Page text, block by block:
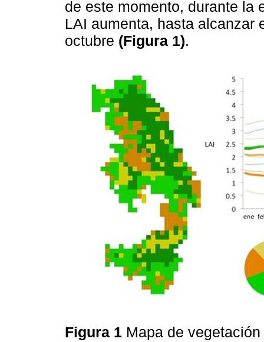
de este momento, durante la
LAI aumenta, hasta alcanzar
octubre (Figura 1).
Figura 1 Mapa de